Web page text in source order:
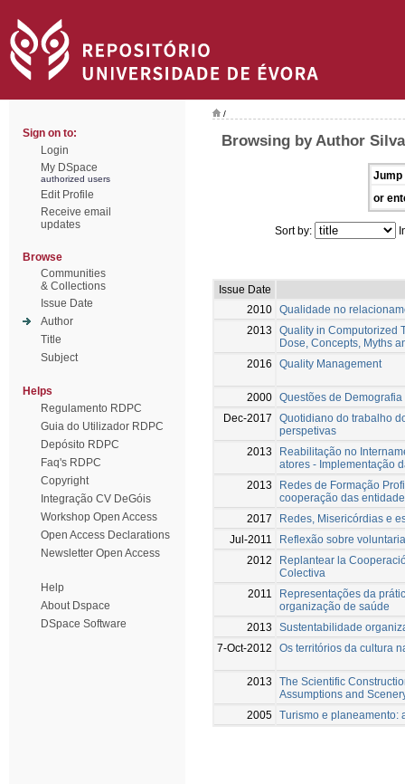
Sign on to:
Login
My DSpace
authorized users
Edit Profile
Receive email
updates
Browse
Communities
& Collections
Issue Date
Author
Title
Subject
Helps
Regulamento RDPC
Guia do Utilizador RDPC
Depósito RDPC
Faq's RDPC
Copyright
Integração CV DeGóis
Workshop Open Access
Open Access Declarations
Newsletter Open Access
Help
About Dspace
DSpace Software
/
Browsing by Author
Jump
or
Sort by:
Issue Date
2010 Qualidade no
2013
Quality in Computorized
Dose, Concepts, Myths
2016
Quality Management
2000 Questões de
Dec-2017
Quotidiano do trabalho
perspetivas
2013
Reabilitação no
atores - Implementação
2013
Redes de Formação
cooperação das
2017
Redes, Misericórdias e
Jul-2011
Reflexão sobre
2012
Replantear la
Colectiva
2011
Representações da
organização de saúde
2013
Sustentabilidade
7-Oct-2012
Os territórios da cultura
2013
The Scientific
Assumptions and
2005 Turismo e planeamento: